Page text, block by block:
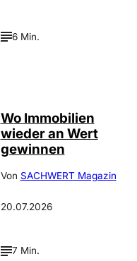
6 Min.
Wo Immobilien
wieder an Wert
gewinnen
Von SACHWERT Magazin
20.07.2026
7 Min.